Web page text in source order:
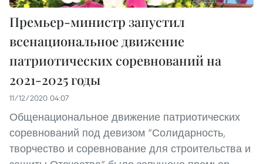
Премьер-министр запустил
всенациональное движение
патриотических соревнований на
2021-2025 годы
11/12/2020 04:07
Общенациональное движение патриотических
соревнований под девизом “Солидарность,
творчество и соревнование для строительства и